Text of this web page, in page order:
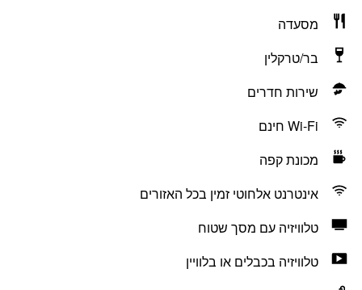
מסעדה
בר/טרקלין
שירות חדרים
Wi-Fi חינם
מכונת קפה
אינטרנט אלחוטי זמין בכל האזורים
טלוויזיה עם מסך שטוח
טלוויזיה בכבלים או בלוויין